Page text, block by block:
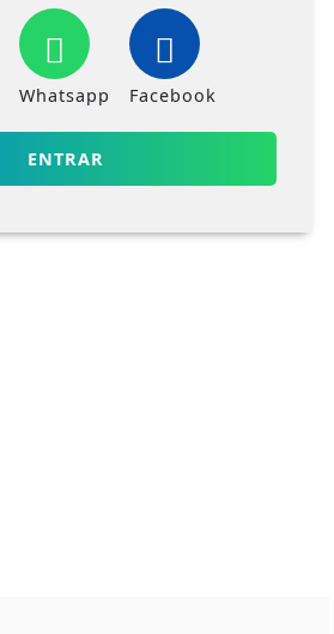
Whatsapp Facebook
ENTRAR